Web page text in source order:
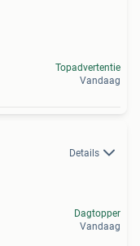
Topadvertentie
Vandaag
Details
Dagtopper
Vandaag